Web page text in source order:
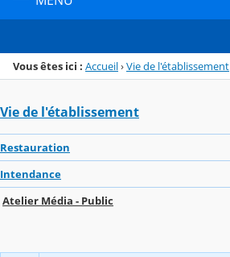
Vous êtes ici : Accueil›Vie de l'établissement
Vie de l'établissement
Restauration
Intendance
Atelier Média - Public